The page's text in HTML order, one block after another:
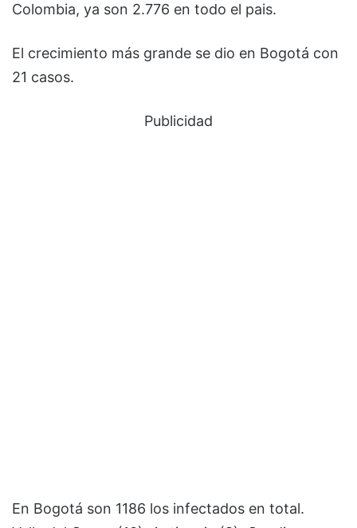
Colombia, ya son 2.776 en todo el pais.
El crecimiento más grande se dio en Bogotá con
21 casos.
Publicidad
En Bogotá son 1186 los infectados en total.